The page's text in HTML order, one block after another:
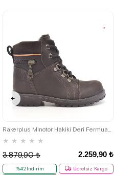
★ ★ ★ ★ ★
2.259,90 ₺
3.879,90 ₺
%42İndirim
Ücretsiz Kargo
26 27 28 29 30 31
32